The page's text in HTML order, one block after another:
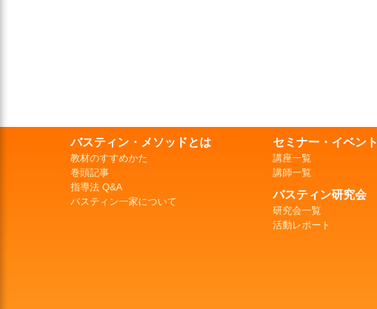
バスティン・メソッドとは
教材のすすめかた
巻頭記事
指導法 Q&A
バスティン一家について
セミナー・イベント
講座一覧
講師一覧
バスティン研究会
研究会一覧
活動レポート